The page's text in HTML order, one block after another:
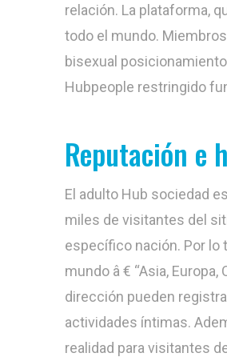
relación. La plataforma,
todo el mundo.
bisexual
Hubpeople restringido
Reputación e
El adulto Hub sociedad
miles de visitantes del
específico nación. Por
mundo â € “Asia,
dirección pueden
actividades íntimas.
realidad para visitantes